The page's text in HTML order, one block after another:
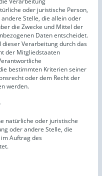
oder juristische Person,
Stelle, die allein oder
die Zwecke und Mittel der
Daten entscheidet.
dieser Verarbeitung durch das
der Mitgliedstaaten
bestimmten Kriterien seiner
oder dem Recht der
werden.
natürliche oder juristische
oder andere Stelle, die
Auftrag des